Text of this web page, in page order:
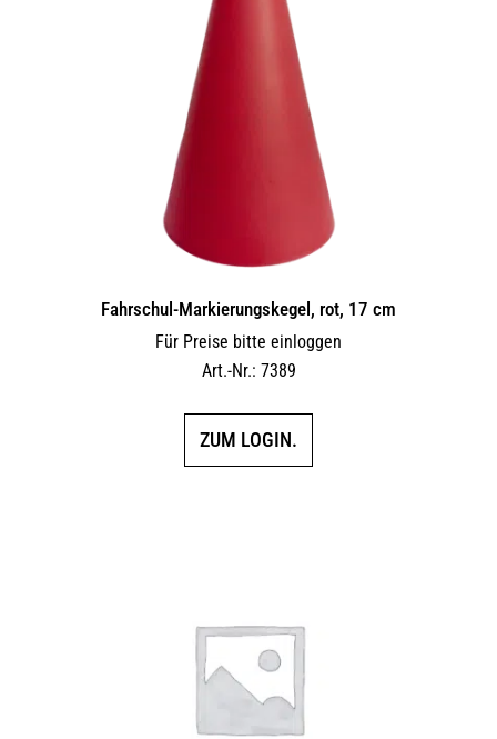
Fahrschul-Markierungskegel, rot, 17 cm
Für Preise bitte einloggen
Art.-Nr.: 7389
ZUM LOGIN.